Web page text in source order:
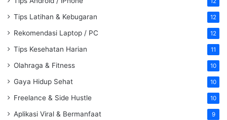
Tips Latihan & Kebugaran 12
Rekomendasi Laptop / PC 12
Tips Kesehatan Harian 11
Olahraga & Fitness 10
Gaya Hidup Sehat 10
Freelance & Side Hustle 10
Aplikasi Viral & Bermanfaat 9